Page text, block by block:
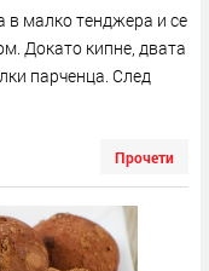
в малко тенджера и се
Докато кипне, двата
парченца. След
Прочети